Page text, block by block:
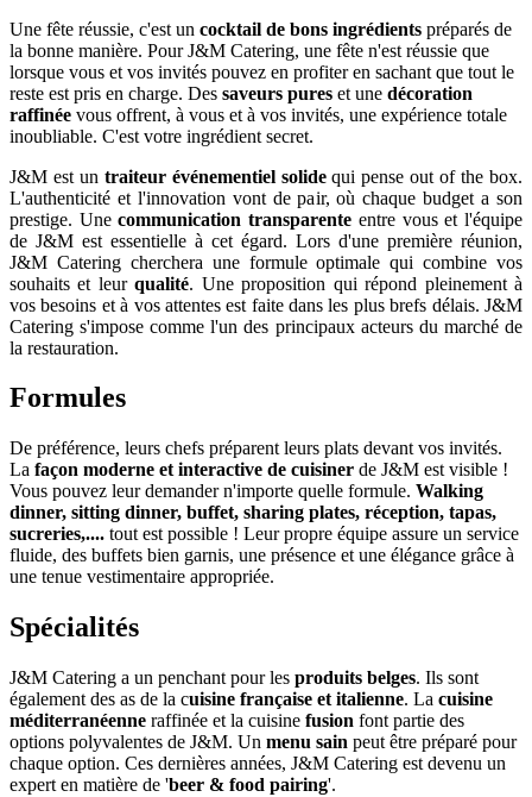
Une fête réussie, c'est un cocktail de bons ingrédients préparés de
la bonne manière. Pour J&M Catering, une fête n'est réussie que
lorsque vous et vos invités pouvez en profiter en sachant que tout le
reste est pris en charge. Des saveurs pures et une décoration
raffinée vous offrent, à vous et à vos invités, une expérience totale
inoubliable. C'est votre ingrédient secret.
J&M est un traiteur événementiel solidequi pense out of the box.
L'authenticité et l'innovation vont de pair, où chaque budget a son
prestige. Unecommunication transparente entre vous et l'équipe
de J&M est essentielle à cet égard. Lors d'une première réunion,
J&M Catering cherchera une formule optimale qui combine vos
souhaits et leurqualité. Une proposition qui répond pleinement à
vos besoins et à vos attentes est faite dans les plus brefs délais. J&M
Catering s'impose comme l'un des principaux acteurs du marché de
la restauration.
Formules
De préférence, leurs chefs préparent leurs plats devant vos invités.
La façon moderne et interactive de cuisiner de J&M est visible !
Vous pouvez leur demander n'importe quelle formule. Walking
dinner, sitting dinner, buffet, sharing plates, réception, tapas,
sucreries,.... tout est possible ! Leur propre équipe assure un service
fluide, des buffets bien garnis, une présence et une élégance grâce à
une tenue vestimentaire appropriée.
Spécialités
J&M Catering a un penchant pour les produits belges. Ils sont
également des as de la cuisine française et italienne. La cuisine
méditerranéenne raffinée et la cuisine fusion font partie des
options polyvalentes de J&M. Un menu sain peut être préparé pour
chaque option. Ces dernières années, J&M Catering est devenu un
expert en matière de 'beer & food pairing'.